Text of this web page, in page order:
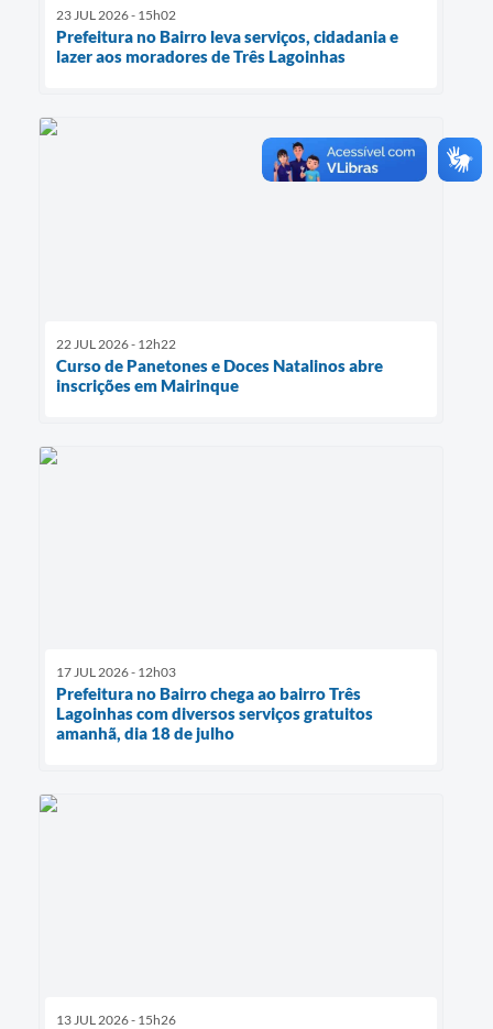
23 JUL 2026 - 15h02
Prefeitura no Bairro leva serviços, cidadania e
lazer aos moradores de Três Lagoinhas
22 JUL 2026 - 12h22
Curso de Panetones e Doces Natalinos abre
inscrições em Mairinque
17 JUL 2026 - 12h03
Prefeitura no Bairro chega ao bairro Três
Lagoinhas com diversos serviços gratuitos
amanhã, dia 18 de julho
13 JUL 2026 - 15h26